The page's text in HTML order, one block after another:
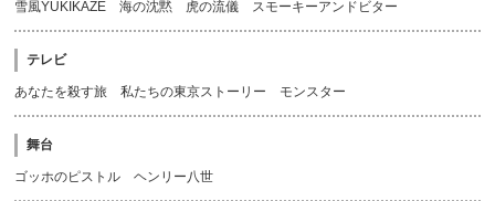
雪風YUKIKAZE 海の沈黙 虎の流儀 スモーキーアンドビター
テレビ
あなたを殺す旅 私たちの東京ストーリー モンスター
舞台
ゴッホのピストル ヘンリー八世